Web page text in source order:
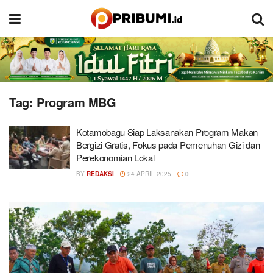
Tag: Program MBG
Kotamobagu Siap Laksanakan Program Makan
Bergizi Gratis, Fokus pada Pemenuhan Gizi dan
Perekonomian Lokal
BY REDAKSI 24 APRIL 2025 0